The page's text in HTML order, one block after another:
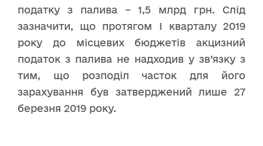
податку з палива – 1,5 млрд грн. Слід
зазначити, що протягом І кварталу 2019
року до місцевих бюджетів акцизний
податок з палива не надходив у зв’язку з
тим, що розподіл часток для його
зарахування був затверджений лише 27
березня 2019 року.